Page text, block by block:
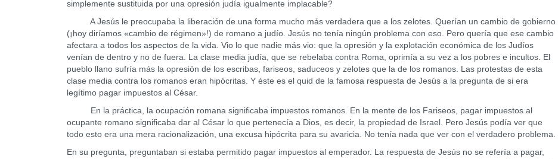
simplemente sustituida por una opresión judía igualmente implacable?
A Jesús le preocupaba la liberación de una forma mucho más verdadera que a los zelotes. Querían un cambio de gobierno
(¡hoy diríamos «cambio de régimen»!) de romano a judío. Jesús no tenía ningún problema con eso. Pero quería que ese cambio
afectara a todos los aspectos de la vida. Vio lo que nadie más vio: que la opresión y la explotación económica de los Judíos
venían de dentro y no de fuera. La clase media judía, que se rebelaba contra Roma, oprimía a su vez a los pobres e incultos. El
pueblo llano sufría más la opresión de los escribas, fariseos, saduceos y zelotes que la de los romanos. Las protestas de esta
clase media contra los romanos eran hipócritas. Y éste es el quid de la famosa respuesta de Jesús a la pregunta de si era
legítimo pagar impuestos al César.
En la práctica, la ocupación romana significaba impuestos romanos. En la mente de los Fariseos, pagar impuestos al
ocupante romano significaba dar al César lo que pertenecía a Dios, es decir, la propiedad de Israel. Pero Jesús podía ver que
todo esto era una mera racionalización, una excusa hipócrita para su avaricia. No tenía nada que ver con el verdadero problema.
En su pregunta, preguntaban si estaba permitido pagar impuestos al emperador. La respuesta de Jesús no se refería a pagar,